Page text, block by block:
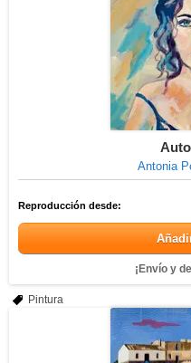
Antonia
Reproducción desde:
¡Envío y
Pintura